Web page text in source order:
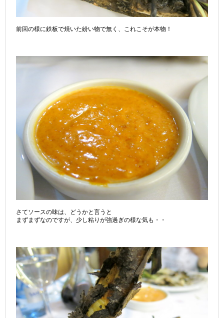
前回の様に鉄板で焼いた紛い物で無く、これこそが本物！
さてソースの味は、どうかと言うと
まずまずなのですが、少し粘りが強過ぎの様な気も・・